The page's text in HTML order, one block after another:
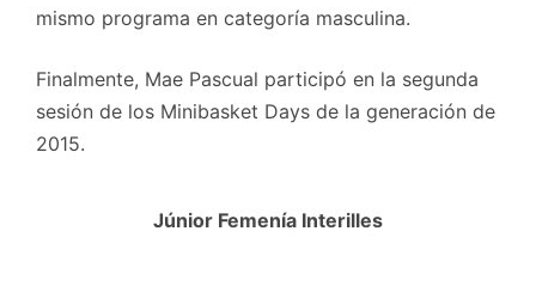
mismo programa en categoría masculina.
Finalmente, Mae Pascual participó en la segunda
sesión de los Minibasket Days de la generación de
2015.
Júnior Femenía Interilles